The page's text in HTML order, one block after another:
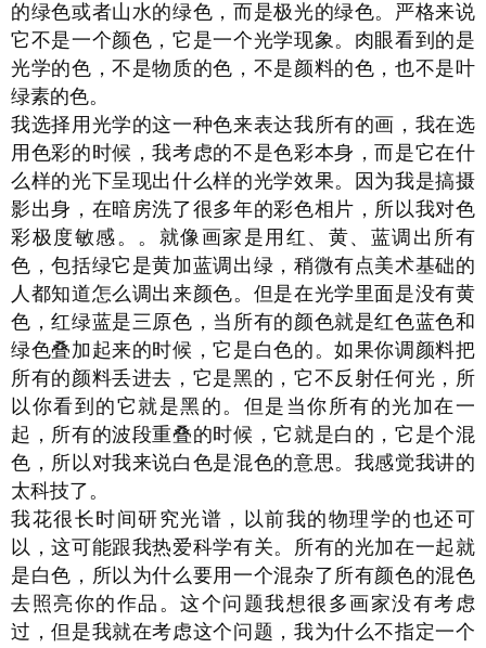
的绿色或者山水的绿色，而是极光的绿色。严格来说
它不是一个颜色，它是一个光学现象。肉眼看到的是
光学的色，不是物质的色，不是颜料的色，也不是叶
绿素的色。
我选择用光学的这一种色来表达我所有的画，我在选
用色彩的时候，我考虑的不是色彩本身，而是它在什
么样的光下呈现出什么样的光学效果。因为我是搞摄
影出身，在暗房洗了很多年的彩色相片，所以我对色
彩极度敏感。。就像画家是用红、黄、蓝调出所有
色，包括绿它是黄加蓝调出绿，稍微有点美术基础的
人都知道怎么调出来颜色。但是在光学里面是没有黄
色，红绿蓝是三原色，当所有的颜色就是红色蓝色和
绿色叠加起来的时候，它是白色的。如果你调颜料把
所有的颜料丢进去，它是黑的，它不反射任何光，所
以你看到的它就是黑的。但是当你所有的光加在一
起，所有的波段重叠的时候，它就是白的，它是个混
色，所以对我来说白色是混色的意思。我感觉我讲的
太科技了。
我花很长时间研究光谱，以前我的物理学的也还可
以，这可能跟我热爱科学有关。所有的光加在一起就
是白色，所以为什么要用一个混杂了所有颜色的混色
去照亮你的作品。这个问题我想很多画家没有考虑
过，但是我就在考虑这个问题，我为什么不指定一个